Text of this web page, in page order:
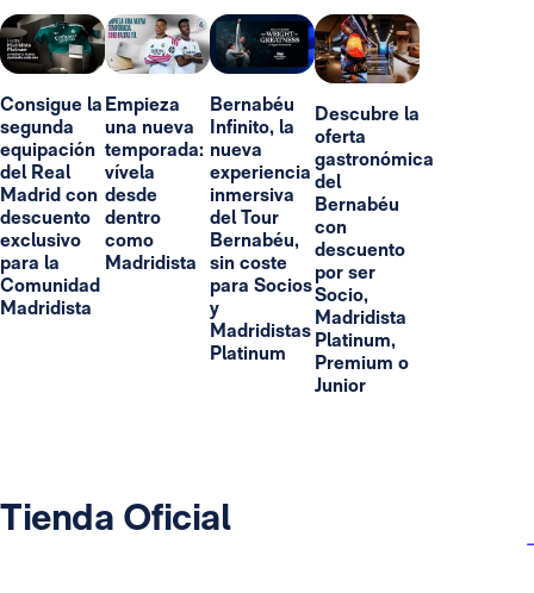
Consigue la
segunda
equipación
del Real
Madrid con
descuento
exclusivo
para la
Comunidad
Madridista
Empieza
una nueva
temporada:
vívela
desde
dentro
como
Madridista
Bernabéu
Infinito, la
nueva
experiencia
inmersiva
del Tour
Bernabéu,
sin coste
para Socios
y
Madridistas
Platinum
Descubre la
oferta
gastronómica
del
Bernabéu
con
descuento
por ser
Socio,
Madridista
Platinum,
Premium o
Junior
Tienda Oficial